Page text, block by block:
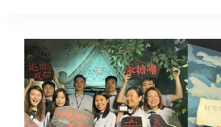
浸
式
互
動
劇